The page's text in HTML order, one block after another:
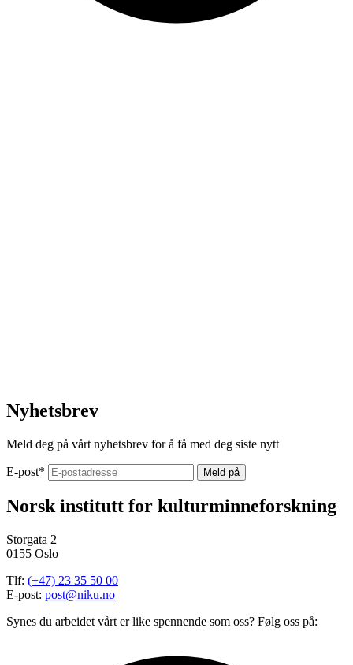
Nyhetsbrev
Meld deg på vårt nyhetsbrev for å få med deg siste nytt
E-post*
Norsk institutt for kulturminneforskning
Storgata 2
0155 Oslo
Tlf: (+47) 23 35 50 00
E-post: post@niku.no
Synes du arbeidet vårt er like spennende som oss? Følg oss på: